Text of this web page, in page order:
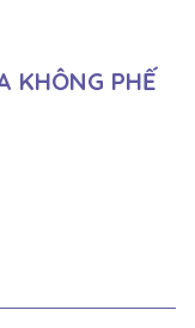
KHÔNG PHẾ